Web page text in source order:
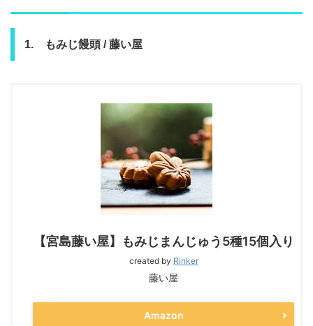
1. もみじ饅頭 / 藤い屋
【宮島藤い屋】もみじまんじゅう5種15個入り
created by Rinker
藤い屋
Amazon